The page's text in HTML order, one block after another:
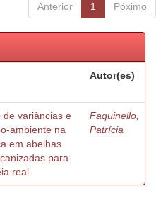
Anterior 1 Póximo
Autor(es)
de variâncias e
ambiente na
em abelhas
para
real
Faquinello,
Patrícia